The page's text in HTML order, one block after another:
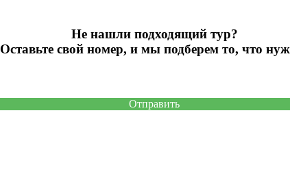
Не нашли подходящий тур?
Оставьте свой номер, и мы подберем то, что
Отправить